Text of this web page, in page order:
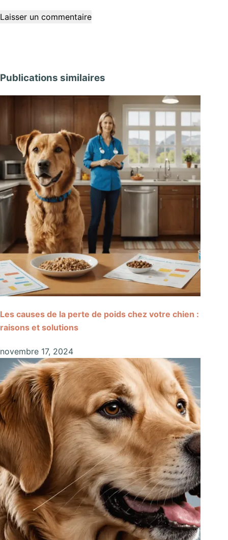
Laisser un commentaire
Publications similaires
Les causes de la perte de poids chez votre chien :
raisons et solutions
novembre 17, 2024